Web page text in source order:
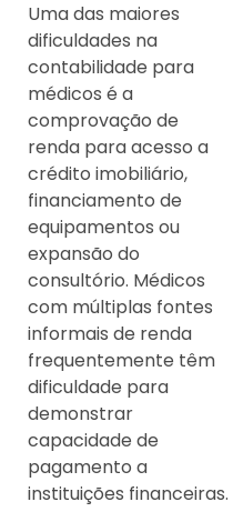
Uma das maiores
dificuldades na
contabilidade para
médicos é a
comprovação de
renda para acesso a
crédito imobiliário,
financiamento de
equipamentos ou
expansão do
consultório. Médicos
com múltiplas fontes
informais de renda
frequentemente têm
dificuldade para
demonstrar
capacidade de
pagamento a
instituições financeiras.